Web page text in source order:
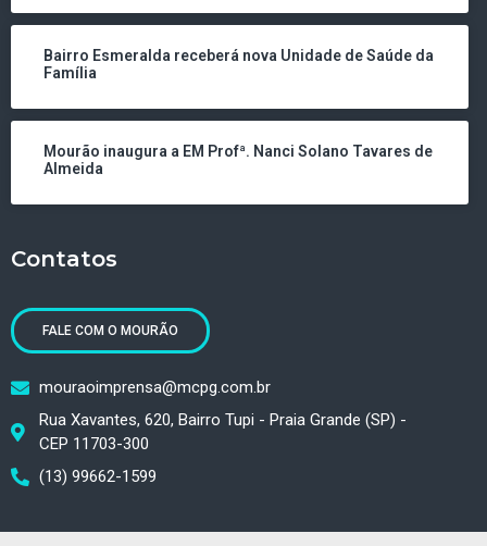
Bairro Esmeralda receberá nova Unidade de Saúde da
Família
Mourão inaugura a EM Profª. Nanci Solano Tavares de
Almeida
Contatos
FALE COM O MOURÃO
mouraoimprensa@mcpg.com.br
Rua Xavantes, 620, Bairro Tupi - Praia Grande (SP) -
CEP 11703-300
(13) 99662-1599